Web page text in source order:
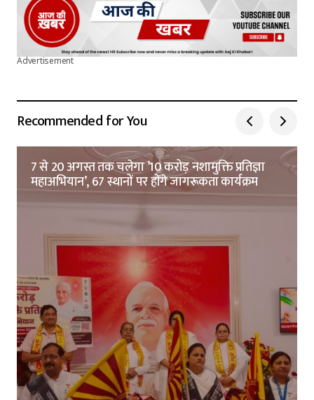
Advertisement
Recommended for You
7 से 20 अगस्त तक चलेगा ’10 करोड़ नशामुक्ति प्रतिज्ञा
महाअभियान’, 67 स्थानों पर होंगे जागरूकता कार्यक्रम